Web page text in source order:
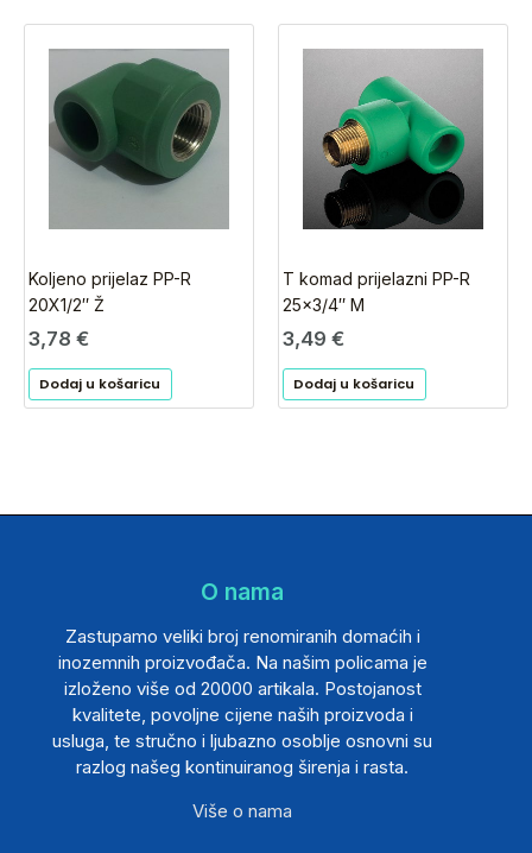
Koljeno prijelaz PP-R
20X1/2″ Ž
3,78 €
Dodaj u košaricu
T komad prijelazni PP-R
25×3/4″ M
3,49 €
Dodaj u košaricu
O nama
Zastupamo veliki broj renomiranih domaćih i
inozemnih proizvođača. Na našim policama je
izloženo više od 20000 artikala. Postojanost
kvalitete, povoljne cijene naših proizvoda i
usluga, te stručno i ljubazno osoblje osnovni su
razlog našeg kontinuiranog širenja i rasta.
Više o nama